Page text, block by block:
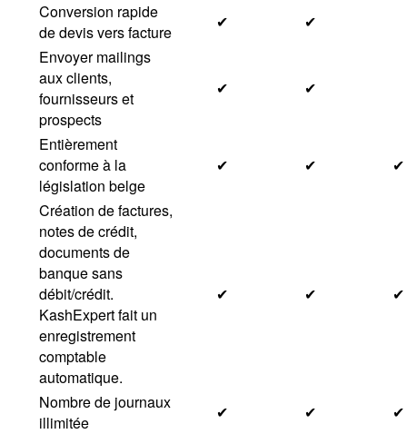
Conversion rapide
de devis vers facture
✔
✔
Envoyer mailings
aux clients,
fournisseurs et
prospects
✔ ✔
Entièrement
conforme à la
législation belge
✔ ✔ ✔
Création de factures,
notes de crédit,
documents de
banque sans
débit/crédit.
KashExpert fait un
enregistrement
comptable
automatique.
✔ ✔ ✔
Nombre de journaux
illimitée
✔ ✔
✔